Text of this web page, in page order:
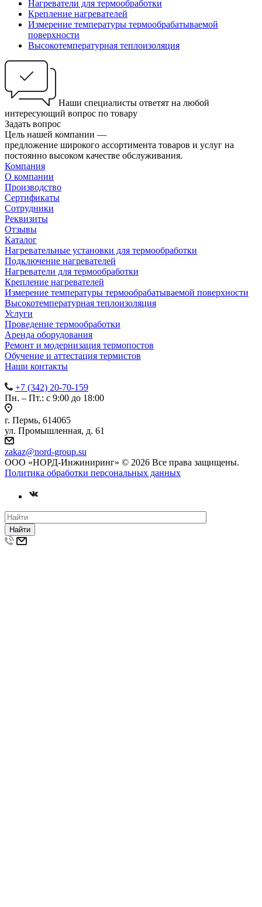
Нагреватели для термообработки
Крепление нагревателей
Измерение температуры термообрабатываемой
поверхности
Высокотемпературная теплоизоляция
Наши специалисты ответят на любой
интересующий вопрос по товару
Задать вопрос
Цель нашей компании —
предложение широкого ассортимента товаров и услуг на
постоянно высоком качестве обслуживания.
Компания
О компании
Производство
Сертификаты
Сотрудники
Реквизиты
Отзывы
Каталог
Нагревательные установки для термообработки
Подключение нагревателей
Нагреватели для термообработки
Крепление нагревателей
Измерение температуры термообрабатываемой поверхности
Высокотемпературная теплоизоляция
Услуги
Проведение термообработки
Аренда оборудования
Ремонт и модернизация термопостов
Обучение и аттестация термистов
Наши контакты
+7 (342) 20-70-159
Пн. – Пт.: с 9:00 до 18:00
г. Пермь, 614065
ул. Промышленная, д. 61
zakaz@nord-group.su
ООО «НОРД-Инжиниринг» © 2026 Все права защищены.
Политика обработки персональных данных
Найти